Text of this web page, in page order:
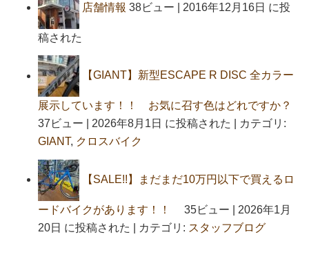
店舗情報 38ビュー 2016年12月16日 に投
稿された
【GIANT】新型ESCAPE R DISC 全カラー
展示しています！！ お気に召す色はどれですか？
37ビュー
2026年8月1日 に投稿された
カテゴリ:
GIANT, クロスバイク
【SALE!!】まだまだ10万円以下で買えるロ
ードバイクがあります！！ 35ビュー
2026年1月
20日 に投稿された
カテゴリ: スタッフブログ